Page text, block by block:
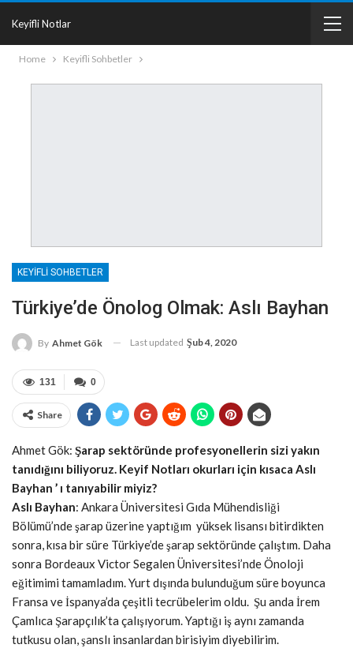
Keyifli Notlar
Home Keyifli Sohbetler
KEYIFLI SOHBETLER
Türkiye’de Önolog Olmak: Aslı Bayhan
By Ahmet Gök Last updated Şub 4, 2020
0
131
Share
Ahmet Gök: Şarap sektöründe profesyonellerin sizi yakın
tanıdığını biliyoruz. Keyif Notları okurları için kısaca Aslı
Bayhan ’ ı tanıyabilir miyiz?
Aslı Bayhan: Ankara Üniversitesi Gıda Mühendisliği
Bölümü’nde şarap üzerine yaptığım yüksek lisansı bitirdikten
sonra, kısa bir süre Türkiye’de şarap sektöründe çalıştım. Daha
sonra Bordeaux Victor Segalen Üniversitesi’nde Önoloji
eğitimimi tamamladım. Yurt dışında bulunduğum süre boyunca
Fransa ve İspanya’da çeşitli tecrübelerim oldu. Şu anda İrem
Çamlıca Şarapçılık’ta çalışıyorum. Yaptığı iş aynı zamanda
tutkusu olan, şanslı insanlardan birisiyim diyebilirim.